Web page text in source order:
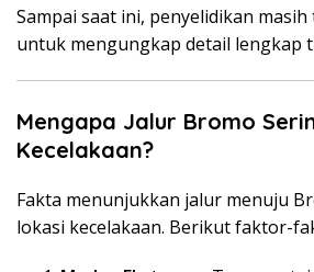
Sampai saat ini, penyelidikan
untuk mengungkap detail lengkap
Mengapa Jalur Bromo
Kecelakaan?
Fakta menunjukkan jalur menuju
lokasi kecelakaan. Berikut faktor-